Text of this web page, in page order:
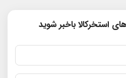
استخرکالا باخبر شوید